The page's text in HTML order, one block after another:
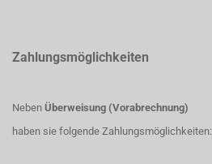
Zahlungsmöglichkeiten
Neben Überweisung (Vorabrechnung)
haben sie folgende Zahlungsmöglichkeiten: